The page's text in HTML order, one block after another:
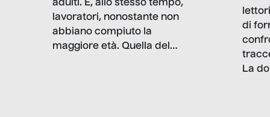
adulti. E, allo stesso tempo,
lavoratori, nonostante non
abbiano compiuto la
maggiore età. Quella del
di
La